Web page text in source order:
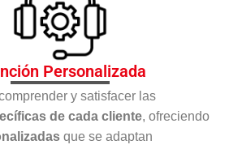
Personalizada
y satisfacer las
de cada cliente, ofreciendo
que se adaptan